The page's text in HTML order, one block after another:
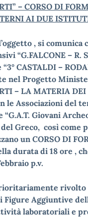
– CORSO DI
AI DUE
, si comunica
“G.FALCONE – R.
CASTALDI –
nel Progetto
– LA MATERIA DEI
le Associazioni del
“G.A.T. Giovani
Greco, così come
un CORSO DI
durata di 18 ore ,
p.v.
rivolto
Figure Aggiuntive
laboratoriali e